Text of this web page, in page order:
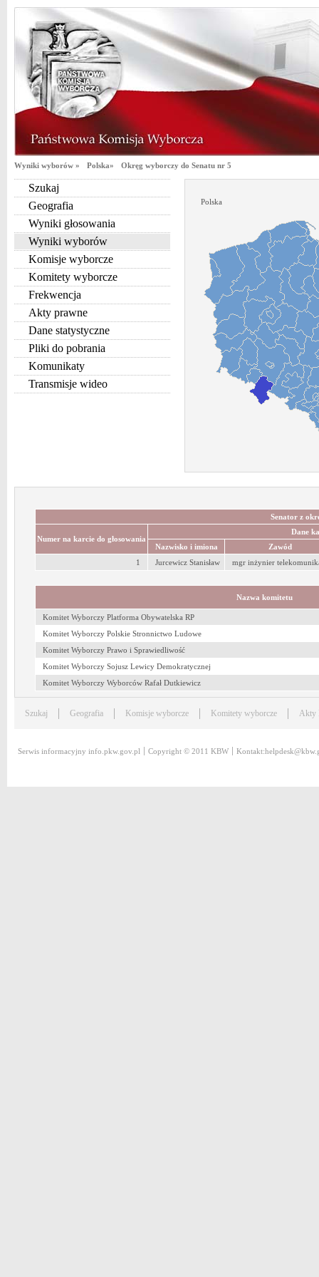
Wyniki wyborów » Polska» Okręg wyborczy do Senatu nr 5
Szukaj
Geografia
Wyniki głosowania
Wyniki wyborów
Komisje wyborcze
Komitety wyborcze
Frekwencja
Akty prawne
Dane statystyczne
Pliki do pobrania
Komunikaty
Transmisje wideo
Polska
Senator z
Numer na karcie do głosowania
Dane
Nazwisko i imiona
Zawód
1
Jurcewicz Stanisław mgr inżynier
Nazwa komitetu
Komitet Wyborczy Platforma Obywatelska RP
Komitet Wyborczy Polskie Stronnictwo Ludowe
Komitet Wyborczy Prawo i Sprawiedliwość
Komitet Wyborczy Sojusz Lewicy Demokratycznej
Komitet Wyborczy Wyborców Rafał Dutkiewicz
Szukaj Geografia Komisje wyborcze Komitety wyborcze Akty
Serwis informacyjny info.pkw.gov.pl Copyright © 2011 KBW Kontakt: